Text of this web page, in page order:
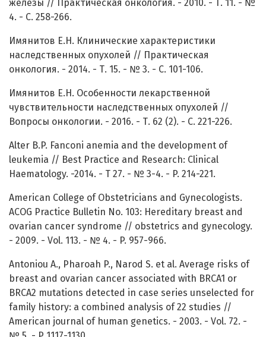
железы // Практическая онкология. - 2010. - Т. 11. - №
4. - C. 258-266.
Имянитов Е.Н. Клинические характеристики
наследственных опухолей // Практическая
онкология. - 2014. - Т. 15. - № 3. - C. 101-106.
Имянитов Е.Н. Особенности лекарственной
чувствительности наследственных опухолей //
Вопросы онкологии. - 2016. - Т. 62 (2). - C. 221-226.
Alter B.P. Fanconi anemia and the development of
leukemia // Best Practice and Research: Clinical
Haematology. -2014. - Т 27. - № 3-4. - P. 214-221.
American College of Obstetricians and Gynecologists.
ACOG Practice Bulletin No. 103: Hereditary breast and
ovarian cancer syndrome // obstetrics and gynecology.
- 2009. - Vol. 113. - № 4. - P. 957-966.
Antoniou A., Pharoah P., Narod S. et al. Average risks of
breast and ovarian cancer associated with BRCA1 or
BRCA2 mutations detected in case series unselected for
family history: a combined analysis of 22 studies //
American journal of human genetics. - 2003. - Vol. 72. -